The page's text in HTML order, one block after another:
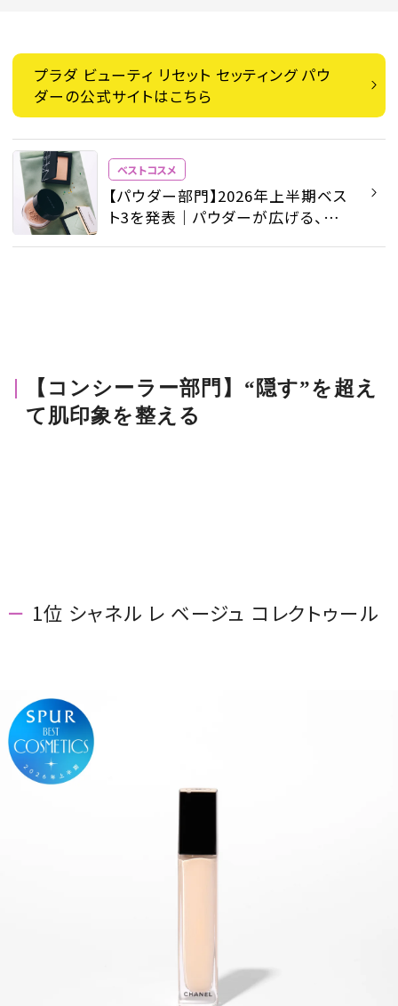
プラダ ビューティ リセット セッティング パウ
ダーの公式サイトはこちら
ベストコスメ
【パウダー部門】2026年上半期ベス
ト3を発表｜パウダーが広げる、美
【コンシーラー部門】“隠す”を超え
て肌印象を整える
1位 シャネル レ ベージュ コレクトゥール